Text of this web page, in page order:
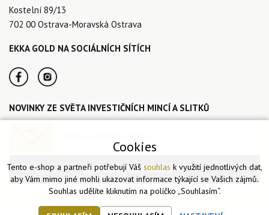
Kostelní 89/13
702 00 Ostrava-Moravská Ostrava
EKKA GOLD NA SOCIÁLNÍCH SÍTÍCH
NOVINKY ZE SVĚTA INVESTIČNÍCH MINCÍ A SLITKŮ
CHCI ODEBÍRAT NOVINKY
Cookies
Tento e-shop a partneři potřebují Váš souhlas k využití jednotlivých dat,
aby Vám mimo jiné mohli ukazovat informace týkající se Vašich zájmů.
Souhlas udělíte kliknutím na políčko „Souhlasím“.